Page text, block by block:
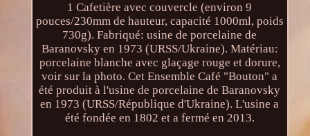
1 Cafetière avec couvercle (environ 9
pouces/230mm de hauteur, capacité 1000ml, poids
730g). Fabriqué: usine de porcelaine de
Baranovsky en 1973 (URSS/Ukraine). Matériau:
porcelaine blanche avec glaçage rouge et dorure,
voir sur la photo. Cet Ensemble Café "Bouton" a
été produit à l'usine de porcelaine de Baranovsky
en 1973 (URSS/République d'Ukraine). L'usine a
été fondée en 1802 et a fermé en 2013.